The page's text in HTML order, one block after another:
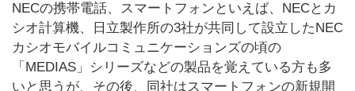
NECの携帯電話、スマートフォンといえば、NECとカ
シオ計算機、日立製作所の3社が共同して設立したNEC
カシオモバイルコミュニケーションズの頃の
「MEDIAS」シリーズなどの製品を覚えている方も多
いと思うが、その後、同社はスマートフォンの新規開